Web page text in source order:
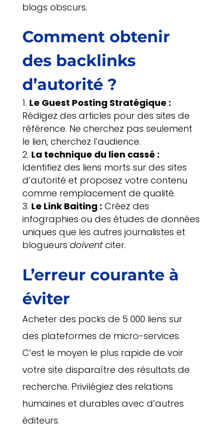
blogs obscurs.
Comment obtenir
des backlinks
d’autorité ?
Le Guest Posting Stratégique :
Rédigez des articles pour des sites de
référence. Ne cherchez pas seulement
le lien, cherchez l’audience.
La technique du lien cassé :
Identifiez des liens morts sur des sites
d’autorité et proposez votre contenu
comme remplacement de qualité.
Le Link Baiting : Créez des
infographies ou des études de données
uniques que les autres journalistes et
blogueurs doiventciter.
L’erreur courante à
éviter
Acheter des packs de 5 000 liens sur
des plateformes de micro-services.
C’est le moyen le plus rapide de voir
votre site disparaître des résultats de
recherche. Privilégiez des relations
humaines et durables avec d’autres
éditeurs.